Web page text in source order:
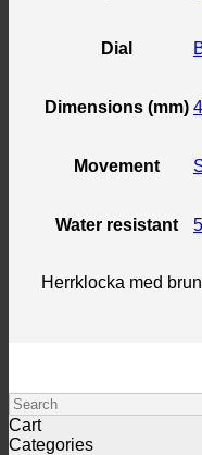
Dial
Dimensions (mm)
Movement
Water resistant
Herrklocka med
Search
Cart
Categories